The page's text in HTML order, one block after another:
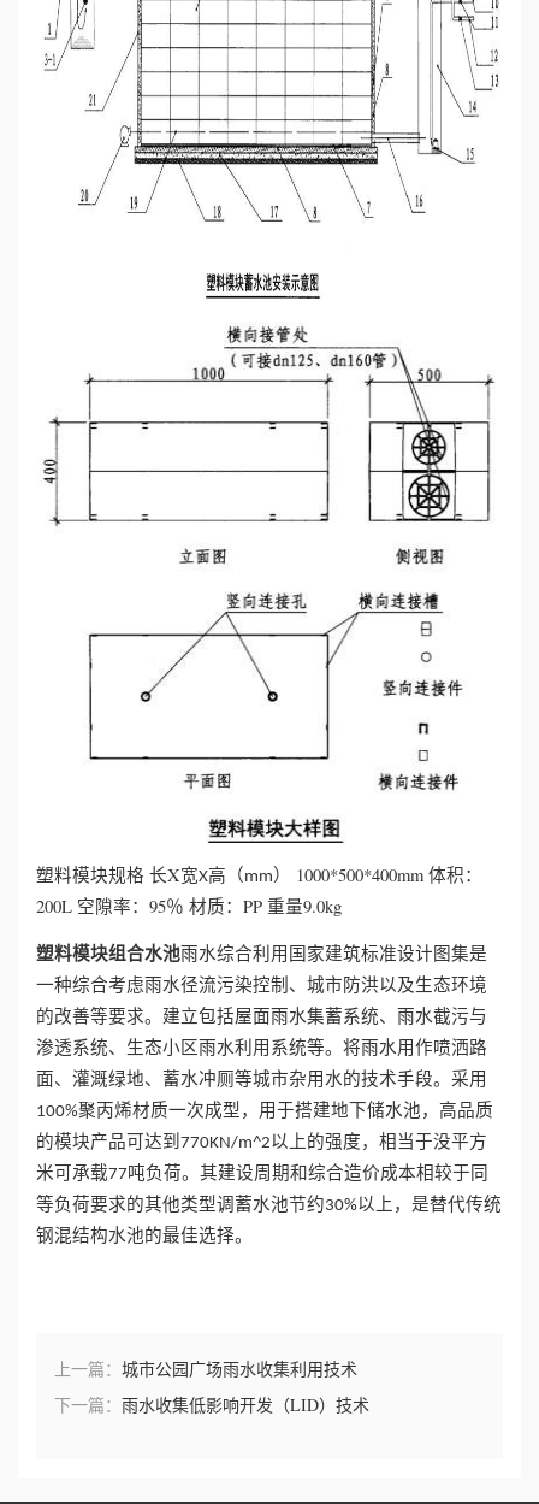
塑料模块规格 长X宽X高（mm） 1000*500*400mm 体积：
200L 空隙率：95％ 材质：PP 重量9.0kg
塑料模块组合水池雨水综合利用国家建筑标准设计图集是
一种综合考虑雨水径流污染控制、城市防洪以及生态环境
的改善等要求。建立包括屋面雨水集蓄系统、雨水截污与
渗透系统、生态小区雨水利用系统等。将雨水用作喷洒路
面、灌溉绿地、蓄水冲厕等城市杂用水的技术手段。采用
100%聚丙烯材质一次成型，用于搭建地下储水池，高品质
的模块产品可达到770KN/m^2以上的强度，相当于没平方
米可承载77吨负荷。其建设周期和综合造价成本相较于同
等负荷要求的其他类型调蓄水池节约30%以上，是替代传统
钢混结构水池的最佳选择。
上一篇： 城市公园广场雨水收集利用技术
下一篇： 雨水收集低影响开发（LID）技术